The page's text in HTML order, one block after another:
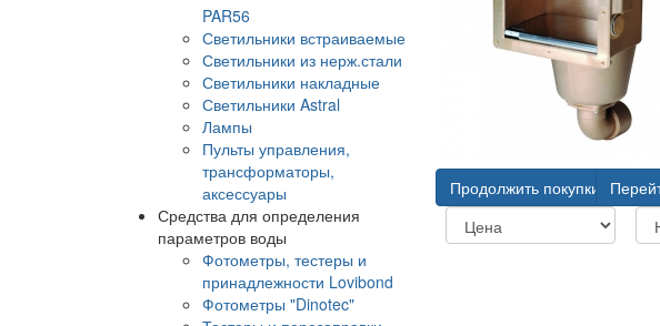
PAR56
Светильники встраиваемые
Светильники из нерж.стали
Светильники накладные
Светильники Astral
Лампы
Пульты управления,
трансформаторы,
аксессуары
Средства для определения
параметров воды
Фотометры, тестеры и
принадлежности Lovibond
Фотометры "Dinotec"
Продолжить покупки